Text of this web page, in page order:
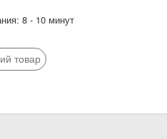
8 - 10 минут
товар